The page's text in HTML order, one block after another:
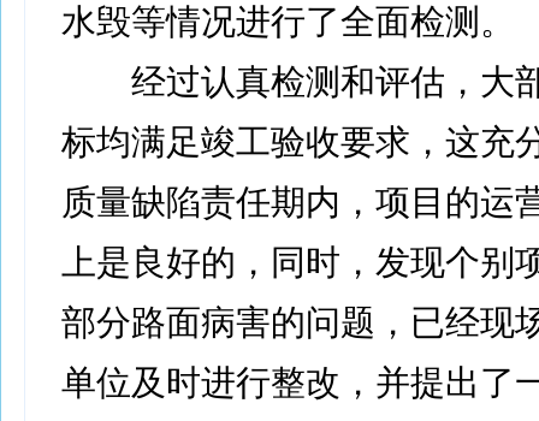
水毁等情况进行了全面检测。
经过认真检测和评估，大
标均满足竣工验收要求，这充
质量缺陷责任期内，项目的运
上是良好的，同时，发现个别
部分路面病害的问题，已经现
单位及时进行整改，并提出了